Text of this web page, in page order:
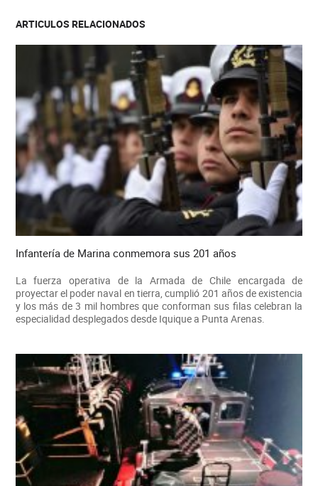
ARTICULOS RELACIONADOS
Infantería de Marina conmemora sus 201 años
La fuerza operativa de la Armada de Chile encargada de
proyectar el poder naval en tierra, cumplió 201 años de existencia
y los más de 3 mil hombres que conforman sus filas celebran la
especialidad desplegados desde Iquique a Punta Arenas.